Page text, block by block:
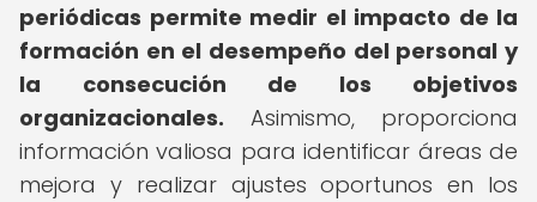
periódicas permite medir el impacto de la
formación en el desempeño del personal y
la consecución de los objetivos
organizacionales. Asimismo, proporciona
información valiosa para identificar áreas de
mejora y realizar ajustes oportunos en los